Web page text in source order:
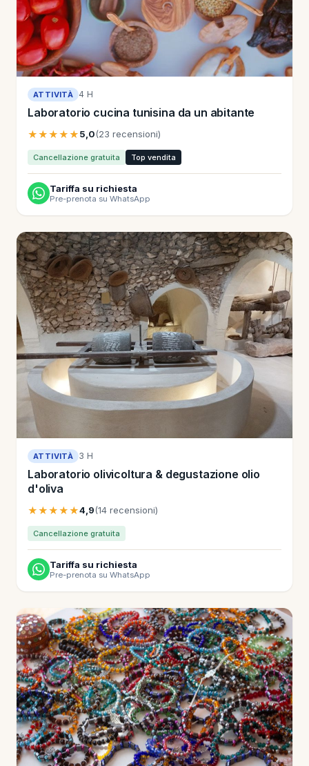
ATTIVITÀ 4 H
Laboratorio cucina tunisina da un abitante
★★★★★5,0(23 recensioni)
Cancellazione gratuita Top vendita
Tariffa su richiesta
Pre-prenota su WhatsApp
ATTIVITÀ 3 H
Laboratorio olivicoltura & degustazione olio
d'oliva
★★★★★4,9(14 recensioni)
Cancellazione gratuita
Tariffa su richiesta
Pre-prenota su WhatsApp